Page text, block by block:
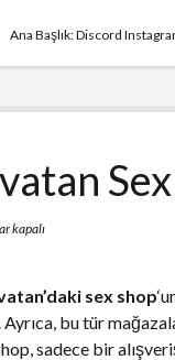
Ana Başlık: Discord
kapalı
sex shop
bu tür
sadece bir